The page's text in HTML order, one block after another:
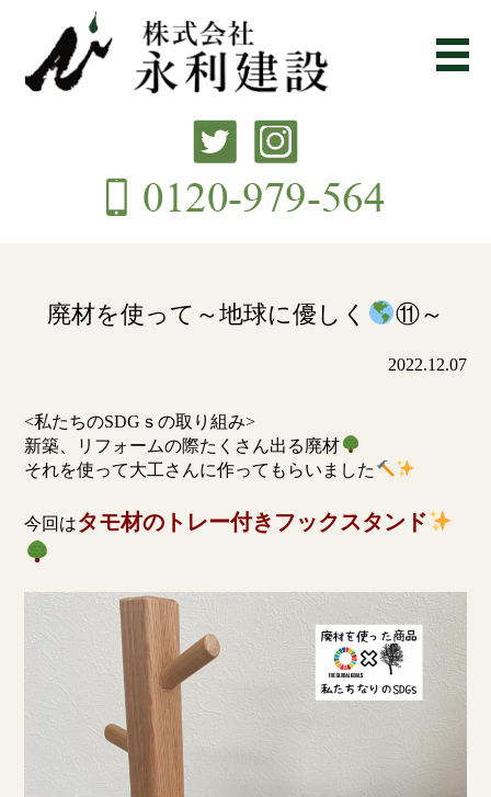
廃材を使って～地球に優しく ⑪～
2022.12.07
<私たちのSDGｓの取り組み>
新築、リフォームの際たくさん出る廃材
それを使って大工さんに作ってもらいました
今回はタモ材のトレー付きフックスタンド